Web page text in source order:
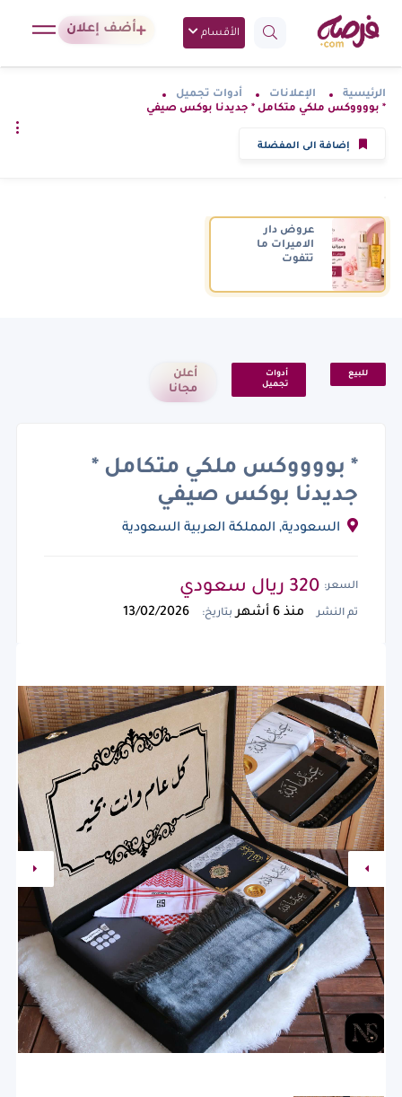
الأقسام أضف إعلان
الرئيسية الإعلانات
أدوات تجميل
* بووووكس ملكي متكامل * جديدنا بوكس صيفي
إضافة الى المفضلة
عروض دار
الاميرات ما
تتفوت
للبيع
أدوات
تجميل
أعلن
مجانا
* بووووكس ملكي متكامل *
جديدنا بوكس صيفي
السعر:
تم النشر منذ 6 أشهر بتاريخ: